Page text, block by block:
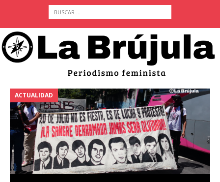
ACTUALIDAD